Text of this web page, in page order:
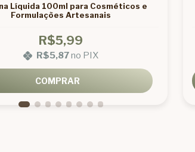
Líquida 100ml para Cosméticos e
Formulações Artesanais
R$5,99
R$5,87no PIX
COMPRAR